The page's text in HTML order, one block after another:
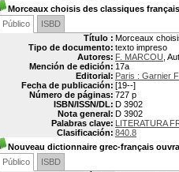
Morceaux choisis des classiques
Público
ISBD
Título : Morceaux
Tipo de documento: texto impreso
Autores: F. MARCOU ,
Mención de edición: 17a
Editorial: Paris : Garnier
Fecha de publicación: [19--]
Número de páginas: 727 p
ISBN/ISSN/DL: D 3902
Nota general: D 3902
Palabras clave: LITERATURA
Clasificación: 840.8
Nouveau dictionnaire grec-français
Público
ISBD